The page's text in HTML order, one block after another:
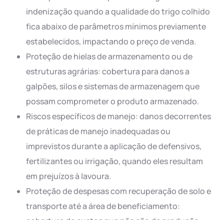
indenização quando a qualidade do trigo colhido
fica abaixo de parâmetros mínimos previamente
estabelecidos, impactando o preço de venda.
Proteção de hielas de armazenamento ou de
estruturas agrárias: cobertura para danos a
galpões, silos e sistemas de armazenagem que
possam comprometer o produto armazenado.
Riscos específicos de manejo: danos decorrentes
de práticas de manejo inadequadas ou
imprevistos durante a aplicação de defensivos,
fertilizantes ou irrigação, quando eles resultam
em prejuízos à lavoura.
Proteção de despesas com recuperação de solo e
transporte até a área de beneficiamento: